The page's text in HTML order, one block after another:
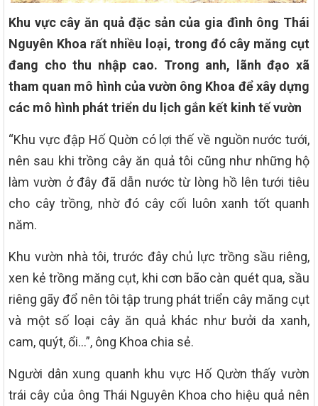
Khu vực cây ăn quả đặc sản của gia đình ông Thái
Nguyên Khoa rất nhiều loại, trong đó cây măng cụt
đang cho thu nhập cao. Trong anh, lãnh đạo xã
tham quan mô hình của vườn ông Khoa để xây dựng
các mô hình phát triển du lịch gắn kết kinh tế vườn
“Khu vực đập Hố Quờn có lợi thế về nguồn nước tưới,
nên sau khi trồng cây ăn quả tôi cũng như những hộ
làm vườn ở đây đã dẫn nước từ lòng hồ lên tưới tiêu
cho cây trồng, nhờ đó cây cối luôn xanh tốt quanh
năm.
Khu vườn nhà tôi, trước đây chủ lực trồng sầu riêng,
xen kẻ trồng măng cụt, khi cơn bão càn quét qua, sầu
riêng gãy đổ nên tôi tập trung phát triển cây măng cụt
và một số loại cây ăn quả khác như bưởi da xanh,
cam, quýt, ổi…”, ông Khoa chia sẻ.
Người dân xung quanh khu vực Hố Qườn thấy vườn
trái cây của ông Thái Nguyên Khoa cho hiệu quả nên